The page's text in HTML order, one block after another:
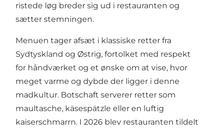
ristede løg breder sig ud i restauranten og
sætter stemningen.
Menuen tager afsæt i klassiske retter fra
Sydtyskland og Østrig, fortolket med respekt
for håndværket og et ønske om at vise, hvor
meget varme og dybde der ligger i denne
madkultur. Botschaft serverer retter som
maultasche, käsespätzle eller en luftig
kaiserschmarrn. I 2026 blev restauranten tildelt